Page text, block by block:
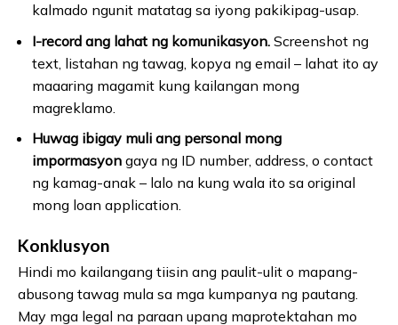
kalmado ngunit matatag sa iyong pakikipag-usap.
I-record ang lahat ng komunikasyon.Screenshot ng
text, listahan ng tawag, kopya ng email – lahat ito ay
maaaring magamit kung kailangan mong
magreklamo.
Huwag ibigay muli ang personal mong
impormasyongaya ng ID number, address, o contact
ng kamag-anak – lalo na kung wala ito sa original
mong loan application.
Konklusyon
Hindi mo kailangang tiisin ang paulit-ulit o mapang-
abusong tawag mula sa mga kumpanya ng pautang.
May mga legal na paraan upang maprotektahan mo